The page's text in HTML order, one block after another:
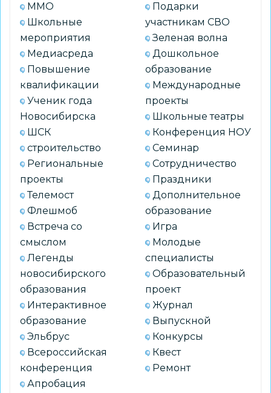
новые
формы
работы
с
выпускниками
вузов»
ММО
Школьные
мероприятия
Медиасреда
Повышение
квалификации
Ученик года
Новосибирска
ШСК
строительство
Региональные
проекты
Телемост
Флешмоб
Встреча со
смыслом
Легенды
новосибирского
образования
Интерактивное
образование
Эльбрус
Всероссийская
конференция
Апробация
Подарки
участникам СВО
Зеленая волна
Дошкольное
образование
Международные
проекты
Школьные театры
Конференция НОУ
Семинар
Сотрудничество
Праздники
Дополнительное
образование
Игра
Молодые
специалисты
Образовательный
проект
Журнал
Выпускной
Конкурсы
Квест
Ремонт